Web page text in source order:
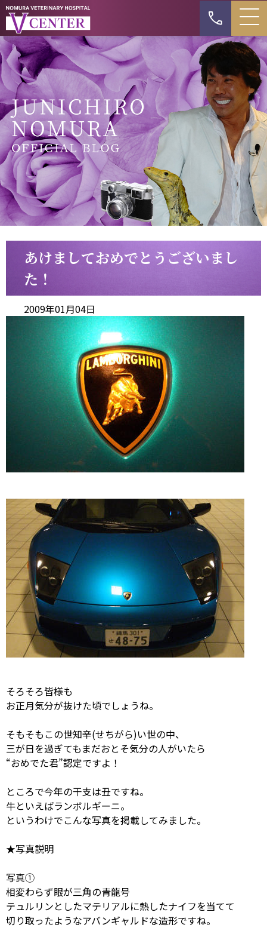
あけましておめでとうございまし
た！
2009年01月04日
そろそろ皆様も
お正月気分が抜けた頃でしょうね。
そもそもこの世知辛(せちがら)い世の中、
三が日を過ぎてもまだおとそ気分の人がいたら
“おめでた君”認定ですよ！
ところで今年の干支は丑ですね。
牛といえばランボルギーニ。
というわけでこんな写真を掲載してみました。
★写真説明
写真①
相変わらず眼が三角の青龍号
テュルリンとしたマテリアルに熱したナイフを当てて
切り取ったようなアバンギャルドな造形ですね。